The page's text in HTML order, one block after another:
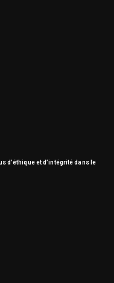
d’éthique et d’intégrité dans le